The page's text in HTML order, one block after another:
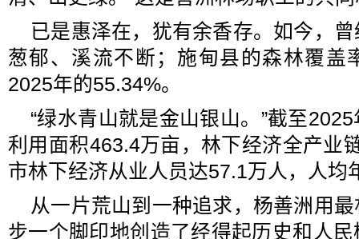
已是惠泽在，犹有余香存。如今，
葱郁、溪流不断；施甸县的森林覆盖
2025年的55.34%。
“绿水青山就是金山银山。”截至
利用面积463.4万亩，林下经济全产业
市林下经济从业人员达57.1万人，人均
从一片荒山到一种追求，杨善洲用
步一个脚印地创造了经得起历史和人